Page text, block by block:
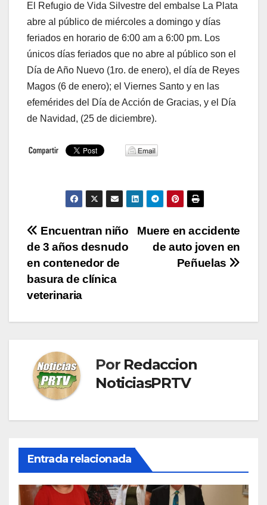
El Refugio de Vida Silvestre del embalse La Plata
abre al público de miércoles a domingo y días
feriados en horario de 6:00 am a 6:00 pm. Los
únicos días feriados que no abre al público son el
Día de Año Nuevo (1ro. de enero), el día de Reyes
Magos (6 de enero); el Viernes Santo y en las
efemérides del Día de Acción de Gracias, y el Día
de Navidad, (25 de diciembre).
Navegación
de
entradas
Muere en accidente
de auto joven en
Peñuelas
Encuentran niño
de 3 años desnudo
en contenedor de
basura de clínica
veterinaria
Por Redaccion
NoticiasPRTV
Entrada relacionada